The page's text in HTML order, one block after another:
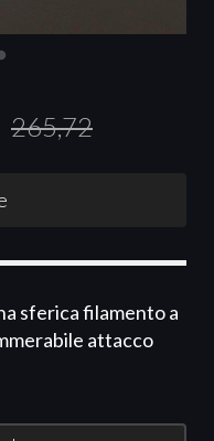
265,72
sferica filamento a
attacco